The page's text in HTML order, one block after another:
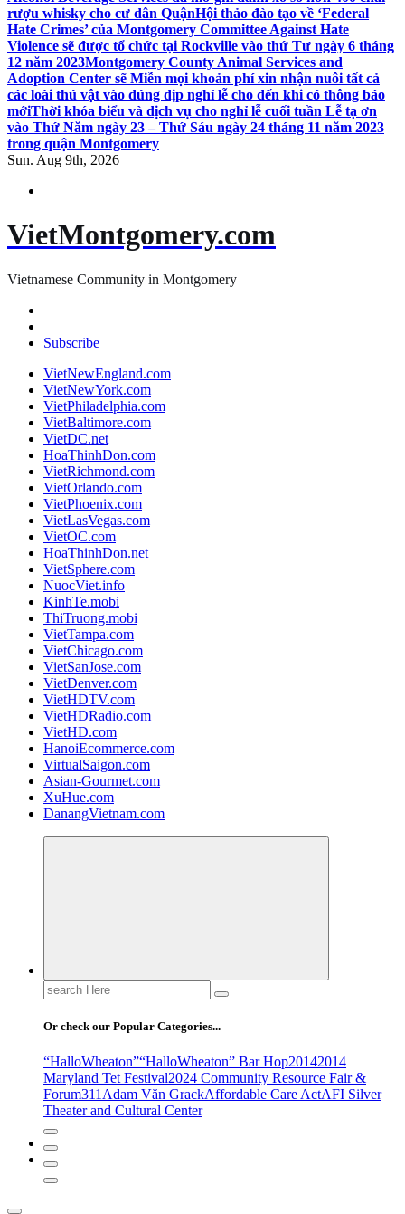
rượu whisky cho cư dân QuậnHội thảo đào tạo về ‘Federal
Hate Crimes’ của Montgomery Committee Against Hate
Violence sẽ được tổ chức tại Rockville vào thứ Tư ngày 6 tháng
12 năm 2023Montgomery County Animal Services and
Adoption Center sẽ Miễn mọi khoản phí xin nhận nuôi tất cả
các loài thú vật vào đúng dịp nghỉ lễ cho đến khi có thông báo
mớiThời khóa biểu và dịch vụ cho nghỉ lễ cuối tuần Lễ tạ ơn
vào Thứ Năm ngày 23 – Thứ Sáu ngày 24 tháng 11 năm 2023
trong quận Montgomery
Sun. Aug 9th, 2026
VietMontgomery.com
Vietnamese Community in Montgomery
Subscribe
VietNewEngland.com
VietNewYork.com
VietPhiladelphia.com
VietBaltimore.com
VietDC.net
HoaThinhDon.com
VietRichmond.com
VietOrlando.com
VietPhoenix.com
VietLasVegas.com
VietOC.com
HoaThinhDon.net
VietSphere.com
NuocViet.info
KinhTe.mobi
ThiTruong.mobi
VietTampa.com
VietChicago.com
VietSanJose.com
VietDenver.com
VietHDTV.com
VietHDRadio.com
VietHD.com
HanoiEcommerce.com
VirtualSaigon.com
Asian-Gourmet.com
XuHue.com
DanangVietnam.com
Search
for:
Or check our Popular Categories...
“HalloWheaton”“HalloWheaton” Bar Hop20142014
Maryland Tet Festival2024 Community Resource Fair &
Forum311 Adam Văn GrackAffordable Care ActAFI Silver
Theater and Cultural Center